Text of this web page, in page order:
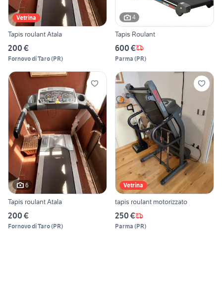
Vetrina
Tapis roulant Atala
200 €
Fornovo di Taro(PR)
4
Tapis Roulant
600 €
Parma (PR)
6
Tapis roulant Atala
200 €
Fornovo di Taro(PR)
Vetrina
tapis roulant motorizzato
250 €
Parma (PR)